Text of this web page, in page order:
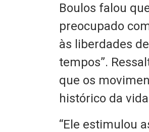
Boulos falou
preocupado
às liberdades
tempos”.
que os
histórico da
“Ele estimulou